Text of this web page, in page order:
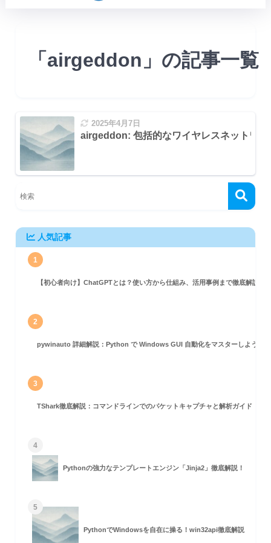
) の例
「airgeddon」の記事一覧
2025年4月7日
airgeddon: 包括的なワイヤレスネットワー
人気記事
1
【初心者向け】ChatGPTとは？使い方から仕組み、活用事例まで徹底解説
2
pywinauto 詳細解説：Python で Windows GUI 自動化をマスターしよう！
3
TShark徹底解説：コマンドラインでのパケットキャプチャと解析ガイド
4
Pythonの強力なテンプレートエンジン「Jinja2」徹底解説！
5
PythonでWindowsを自在に操る！win32api徹底解説